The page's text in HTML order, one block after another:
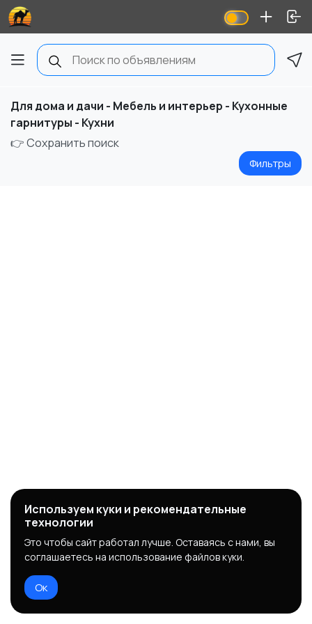
Для дома и дачи - Мебель и интерьер - Кухонные
гарнитуры - Кухни
👉 Сохранить поиск
Фильтры
Используем куки и рекомендательные
технологии
Это чтобы сайт работал лучше. Оставаясь с нами, вы
соглашаетесь на использование файлов куки.
Ок